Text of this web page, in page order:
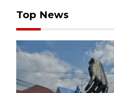
Top News